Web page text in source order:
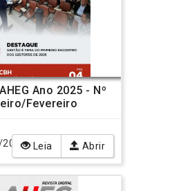
Ano 2025 - Nº
Fevereiro
Leia Abrir